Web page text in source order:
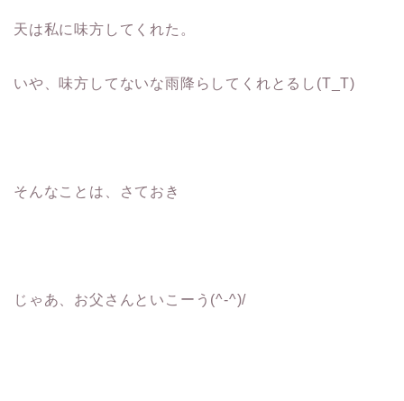
天は私に味方してくれた。
いや、味方してないな雨降らしてくれとるし(T_T)
そんなことは、さておき
じゃあ、お父さんといこーう(^-^)/